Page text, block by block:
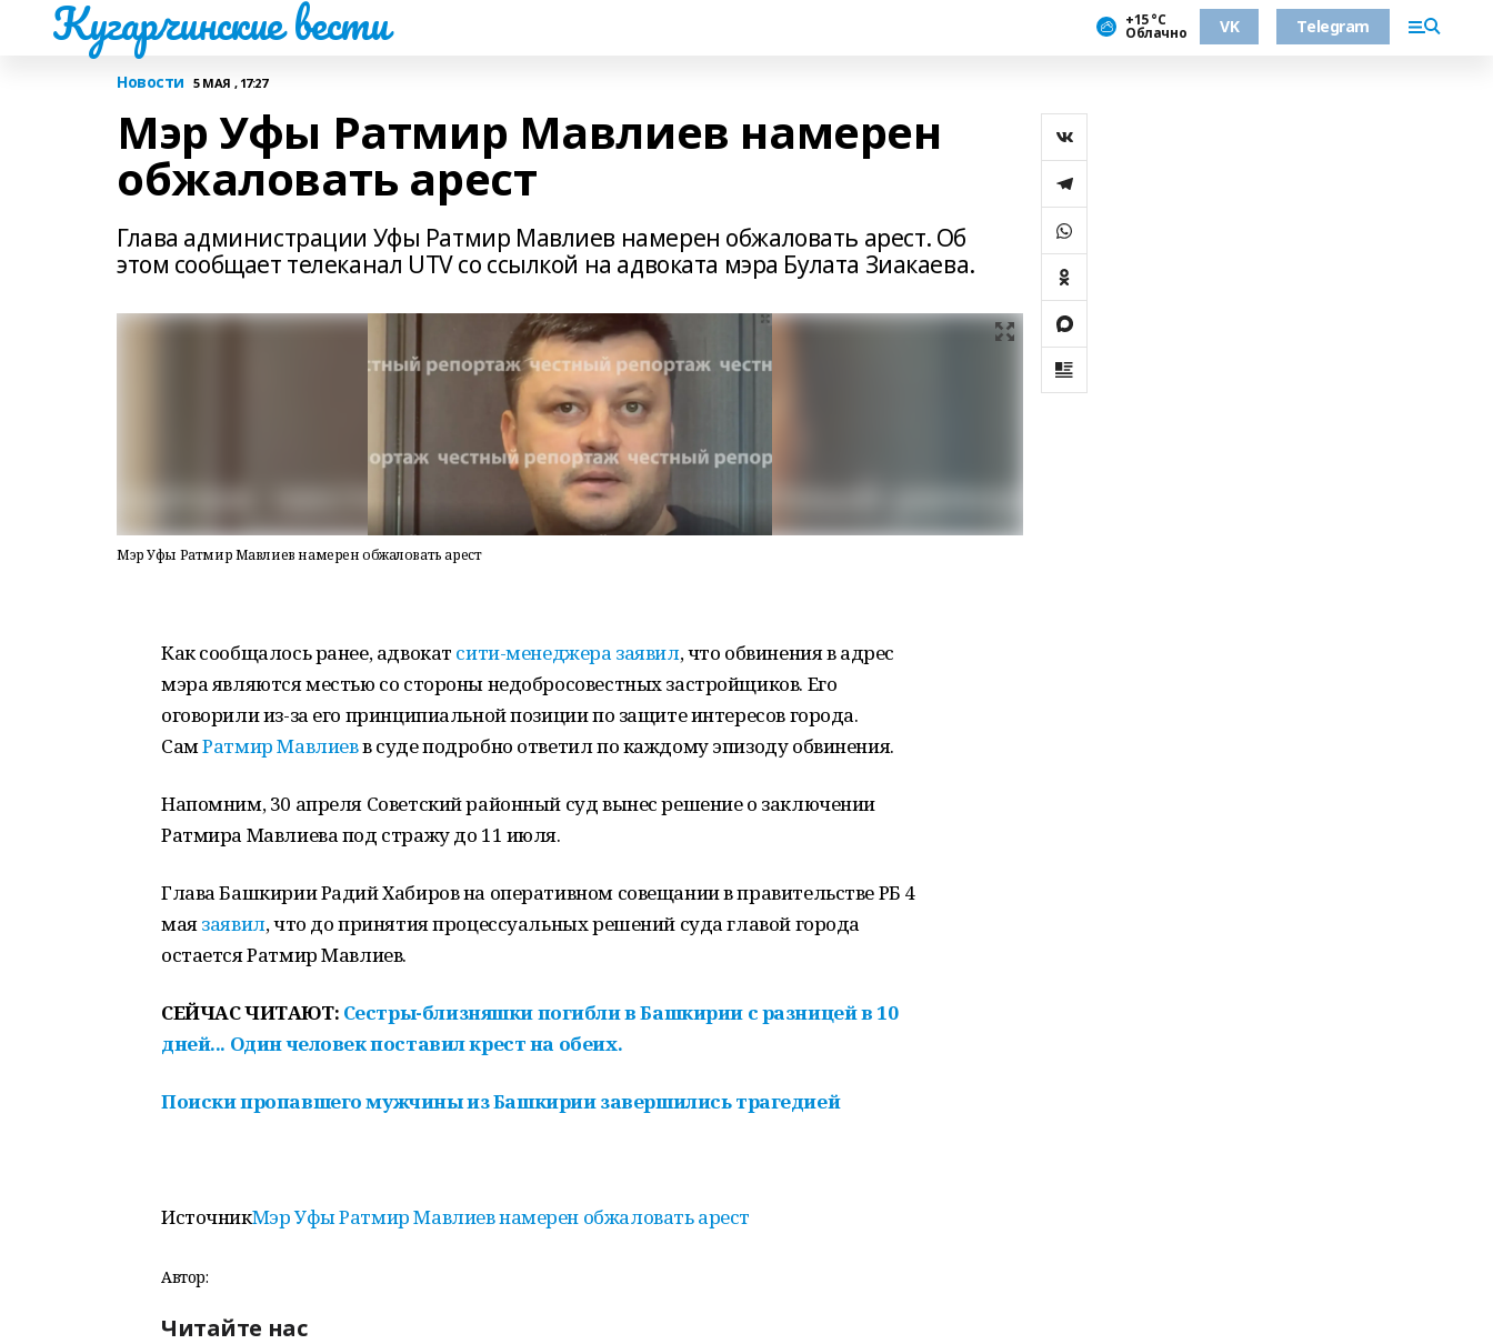
Кугарчинские вести +15 °С
Облачно VK Telegram
Новости 5 МАЯ , 17:27
Мэр Уфы Ратмир Мавлиев намерен
обжаловать арест
Глава администрации Уфы Ратмир Мавлиев намерен обжаловать арест. Об
этом сообщает телеканал UTV со ссылкой на адвоката мэра Булата Зиакаева.
Мэр Уфы Ратмир Мавлиев намерен обжаловать арест
Как сообщалось ранее, адвокат сити-менеджера заявил, что обвинения в адрес
мэра являются местью со стороны недобросовестных застройщиков. Его
оговорили из-за его принципиальной позиции по защите интересов города.
СамРатмир Мавлиевв суде подробно ответил по каждому эпизоду обвинения.
Напомним, 30 апреля Советский районный суд вынес решение о заключении
Ратмира Мавлиева под стражу до 11 июля.
Глава Башкирии Радий Хабиров на оперативном совещании в правительстве РБ 4
маязаявил, что до принятия процессуальных решений суда главой города
остается Ратмир Мавлиев.
СЕЙЧАС ЧИТАЮТ: Сестры-близняшки погибли в Башкирии с разницей в 10
дней... Один человек поставил крест на обеих.
Поиски пропавшего мужчины из Башкирии завершились трагедией
ИсточникМэр Уфы Ратмир Мавлиев намерен обжаловать арест
Автор:
Читайте нас